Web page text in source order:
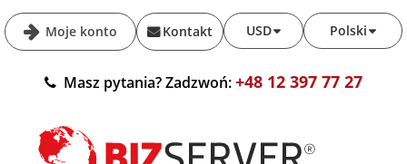
Moje konto Polski
USD
Kontakt
Masz pytania? Zadzwoń:+48 12 397 77 27